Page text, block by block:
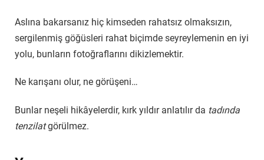
Aslına bakarsanız hiç kimseden rahatsız olmaksızın,
sergilenmiş göğüsleri rahat biçimde seyreylemenin en iyi
yolu, bunların fotoğraflarını dikizlemektir.
Ne karışanı olur, ne görüşeni…
Bunlar neşeli hikâyelerdir, kırk yıldır anlatılır da tadında
tenzilatgörülmez.